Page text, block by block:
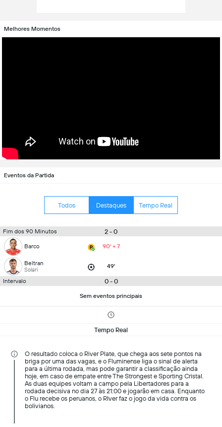
Melhores Momentos
Eventos da Partida
Todos Destaques Tempo Real
Fim dos 90 Minutos 2 - 0
Barco 90' + 7
Beltran
Solari 49'
Intervalo 0 - 0
Sem eventos principais
Tempo Real
O resultado coloca o River Plate, que chega aos sete pontos na
briga por uma das vagas, e o Fluminense liga o sinal de alerta
para a última rodada, mas pode garantir a classificação ainda
hoje, em caso de empate entre The Strongest e Sporting Cristal.
As duas equipes voltam a campo pela Libertadores para a
rodada decisiva no dia 27 às 21:00 e jogarão em casa. Enquanto
o Flu recebe os peruanos, o RIver faz o jogo da vida contra os
bolivianos.